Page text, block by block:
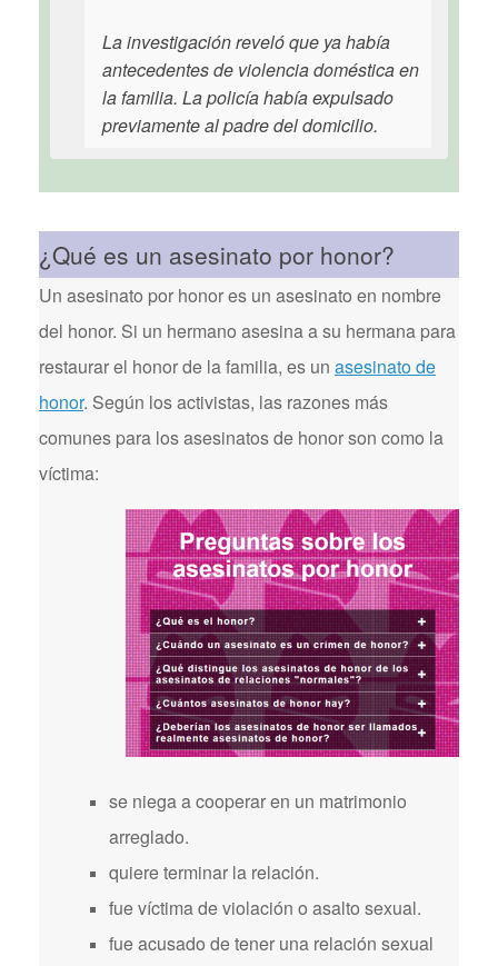
La investigación reveló que ya había
antecedentes de violencia doméstica en
la familia. La policía había expulsado
previamente al padre del domicilio.
¿Qué es un asesinato por honor?
Un asesinato por honor es un asesinato en nombre
del honor. Si un hermano asesina a su hermana para
restaurar el honor de la familia, es un asesinato de
honor. Según los activistas, las razones más
comunes para los asesinatos de honor son como la
víctima:
se niega a cooperar en un matrimonio
arreglado.
quiere terminar la relación.
fue víctima de violación o asalto sexual.
fue acusado de tener una relación sexual